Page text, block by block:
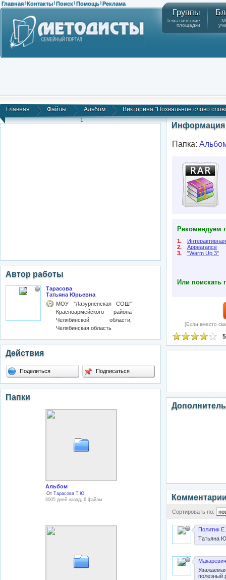
Главная | Контакты | Поиск | Помощь | Реклама
Группы
Тематические
площадки
Главная Файлы Альбом Викторина "Похвальное слово
1
Автор работы
Тарасова
Татьяна Юрьевна
МОУ "Лазурненская СОШ"
Красноармейского района
Челябинской области,
Челябинская область
Действия
Поделиться Подписаться
Папки
Альбом
От Тарасова Т.Ю.
6005 дней назад, 6 файлы
Информация
Папка:
Рекомендуем
1.
2.
Appearance
3.
"Warm Up 3"
Или поискать
[Если вместо
Сортировать по:
Политик
Татьяна
полезный